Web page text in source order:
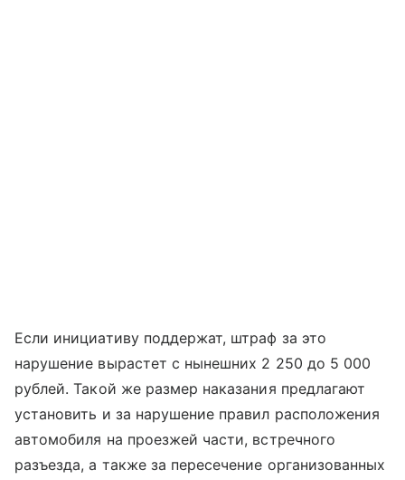
Если инициативу поддержат, штраф за это
нарушение вырастет с нынешних 2 250 до 5 000
рублей. Такой же размер наказания предлагают
установить и за нарушение правил расположения
автомобиля на проезжей части, встречного
разъезда, а также за пересечение организованных